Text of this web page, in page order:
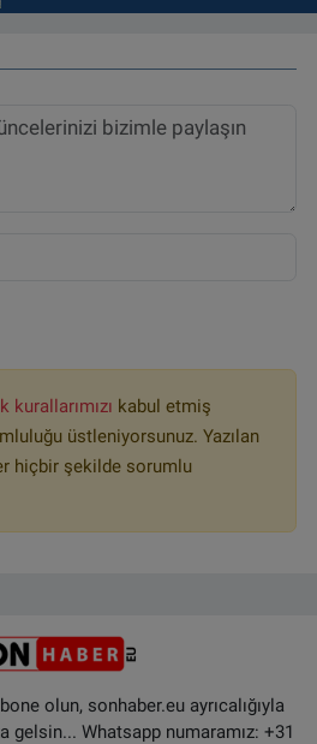
kurallarımızı kabul etmiş
üstleniyorsunuz. Yazılan
hiçbir şekilde sorumlu
olun, sonhaber.eu ayrıcalığıyla
gelsin... Whatsapp numaramız: +31